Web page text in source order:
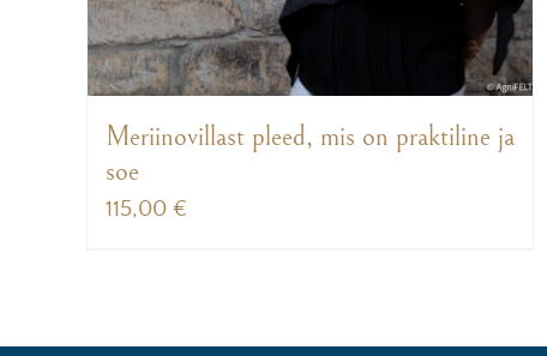
Meriinovillast pleed, mis on praktiline ja
soe
115,00 €